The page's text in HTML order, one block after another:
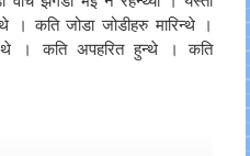
। कति जोडा जोडीहरु मारिन्थे ।
। कति अपहरित हुन्थे । कति